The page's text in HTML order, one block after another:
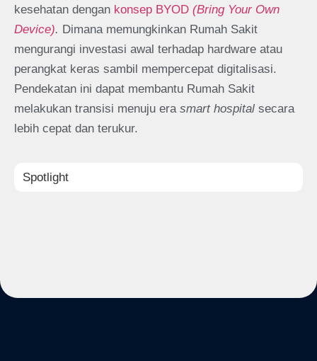
kesehatan dengan konsep BYOD (Bring Your Own
Device). Dimana memungkinkan Rumah Sakit
mengurangi investasi awal terhadap hardware atau
perangkat keras sambil mempercepat digitalisasi.
Pendekatan ini dapat membantu Rumah Sakit
melakukan transisi menuju era smart hospital secara
lebih cepat dan terukur.
Spotlight